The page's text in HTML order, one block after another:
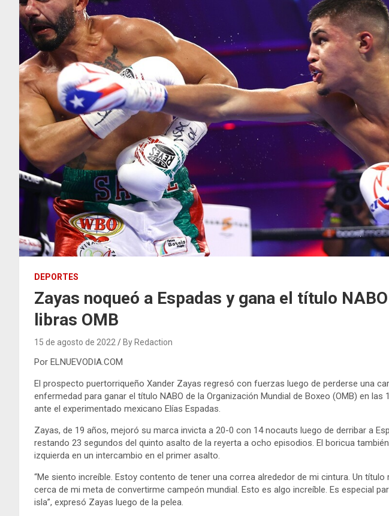
DEPORTES
Zayas noqueó a Espadas y gana el título
libras OMB
15 de agosto de 2022 By Redaction
Por ELNUEVODIA.COM
El prospecto puertorriqueño Xander Zayas regresó con fuerzas luego de perderse una
enfermedad para ganar el título NABO de la Organización Mundial de Boxeo (OMB) en
ante el experimentado mexicano Elías Espadas.
Zayas, de 19 años, mejoró su marca invicta a 20-0 con 14 nocauts luego de derribar a
restando 23 segundos del quinto asalto de la reyerta a ocho episodios. El boricua
izquierda en un intercambio en el primer asalto.
“Me siento increíble. Estoy contento de tener una correa alrededor de mi cintura. Un
cerca de mi meta de convertirme campeón mundial. Esto es algo increíble. Es especial
isla”, expresó Zayas luego de la pelea.